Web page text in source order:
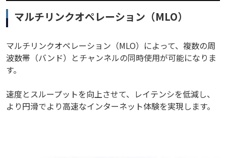
マルチリンクオペレーション（MLO）
マルチリンクオペレーション（MLO）によって、複数の周
波数帯（バンド）とチャンネルの同時使用が可能になりま
す。
速度とスループットを向上させて、レイテンシを低減し、
より円滑でより高速なインターネット体験を実現します。